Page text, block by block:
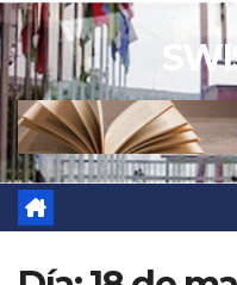
Saltar
al
contenido